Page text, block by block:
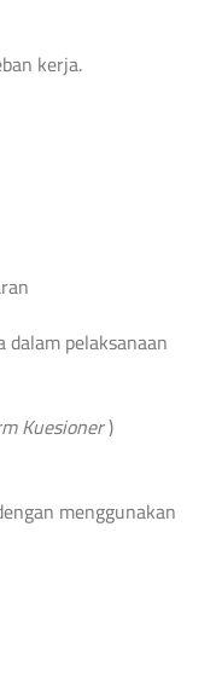
kerja.
dalam pelaksanaan
Kuesioner)
menggunakan